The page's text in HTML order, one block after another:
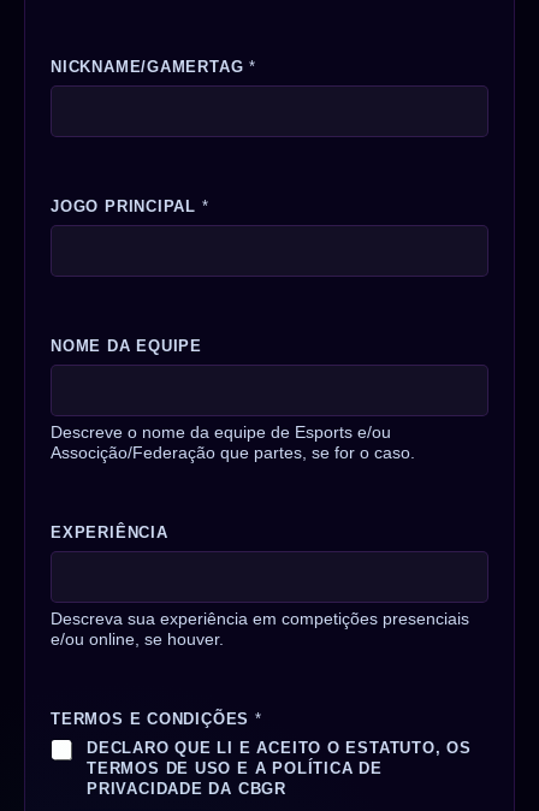
NICKNAME/GAMERTAG*
JOGO PRINCIPAL *
NOME DA EQUIPE
Descreve o nome da equipe de Esports e/ou
Associção/Federação que partes, se for o caso.
EXPERIÊNCIA
Descreva sua experiência em competições presenciais
e/ou online, se houver.
TERMOS E CONDIÇÕES *
DECLARO QUE LI E ACEITO O ESTATUTO, OS
TERMOS DE USO E A POLÍTICA DE
PRIVACIDADE DA CBGR